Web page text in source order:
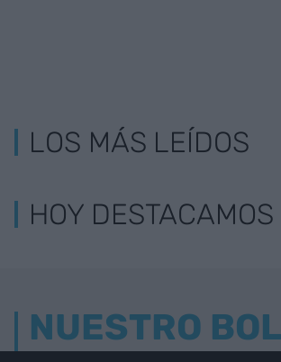
LOS MÁS LEÍDOS
HOY DESTACAMOS
NUESTRO